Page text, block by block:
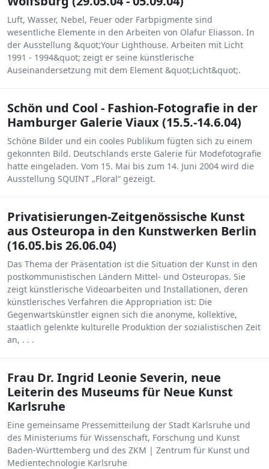
Luft, Wasser, Nebel, Feuer oder Farbpigmente sind
wesentliche Elemente in den Arbeiten von Olafur Eliasson. In
der Ausstellung &quot;Your Lighthouse. Arbeiten mit Licht
1991 - 1994&quot; zeigt er seine künstlerische
Auseinandersetzung mit dem Element &quot;Licht&quot;.
Schön und Cool - Fashion-Fotografie in der
Hamburger Galerie Viaux (15.5.-14.6.04)
Schöne Bilder und ein cooles Publikum fügten sich zu einem
gekonnten Bild. Deutschlands erste Galerie für Modefotografie
hatte eingeladen. Vom 15. Mai bis zum 14. Juni 2004 wird die
Ausstellung SQUINT „Floral“ gezeigt.
Privatisierungen-Zeitgenössische Kunst
aus Osteuropa in den Kunstwerken Berlin
(16.05.bis 26.06.04)
Das Thema der Präsentation ist die Situation der Kunst in den
postkommunistischen Ländern Mittel- und Osteuropas. Sie
zeigt künstlerische Videoarbeiten und Installationen, deren
künstlerisches Verfahren die Appropriation ist: Die
Gegenwartskünstler eignen sich die anonyme, kollektive,
staatlich gelenkte kulturelle Produktion der sozialistischen Zeit
an, . . .
Frau Dr. Ingrid Leonie Severin, neue
Leiterin des Museums für Neue Kunst
Karlsruhe
Eine gemeinsame Pressemitteilung der Stadt Karlsruhe und
des Ministeriums für Wissenschaft, Forschung und Kunst
Baden-Württemberg und des ZKM | Zentrum für Kunst und
Medientechnologie Karlsruhe